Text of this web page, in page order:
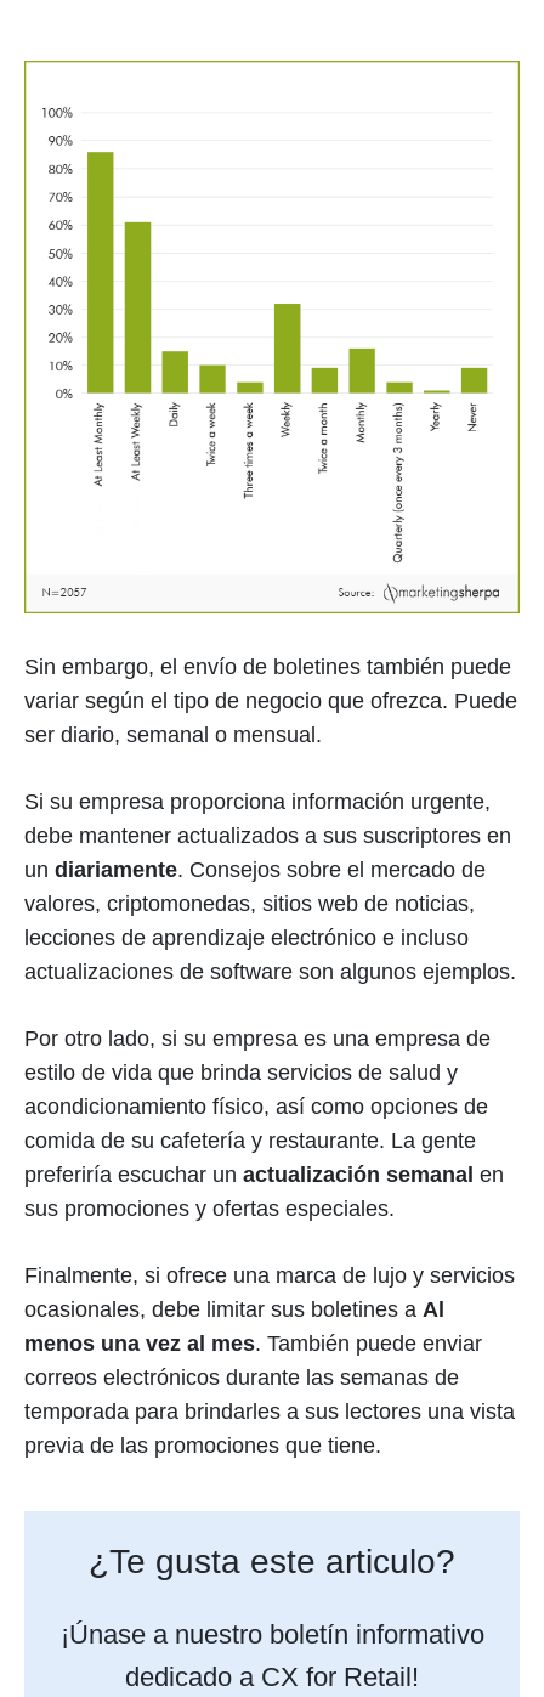
Sin embargo, el envío de boletines también puede
variar según el tipo de negocio que ofrezca. Puede
ser diario, semanal o mensual.
Si su empresa proporciona información urgente,
debe mantener actualizados a sus suscriptores en
un diariamente. Consejos sobre el mercado de
valores, criptomonedas, sitios web de noticias,
lecciones de aprendizaje electrónico e incluso
actualizaciones de software son algunos ejemplos.
Por otro lado, si su empresa es una empresa de
estilo de vida que brinda servicios de salud y
acondicionamiento físico, así como opciones de
comida de su cafetería y restaurante. La gente
preferiría escuchar un actualización semanal en
sus promociones y ofertas especiales.
Finalmente, si ofrece una marca de lujo y servicios
ocasionales, debe limitar sus boletines a Al
menos una vez al mes. También puede enviar
correos electrónicos durante las semanas de
temporada para brindarles a sus lectores una vista
previa de las promociones que tiene.
¿Te gusta este articulo?
¡Únase a nuestro boletín informativo
dedicado a CX for Retail!